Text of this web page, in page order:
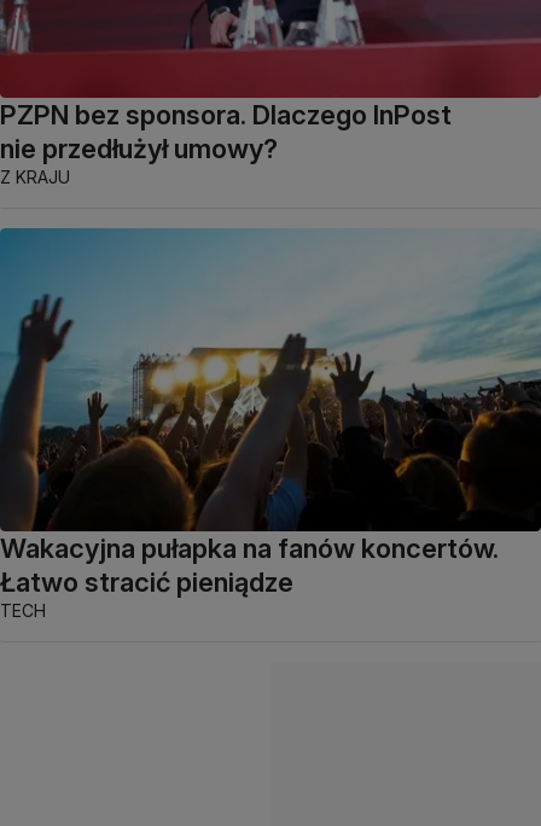
PZPN bez sponsora. Dlaczego InPost
nie przedłużył umowy?
Z KRAJU
Wakacyjna pułapka na fanów koncertów.
Łatwo stracić pieniądze
TECH